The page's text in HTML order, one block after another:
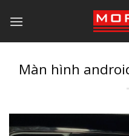
qua
nội
Màn hình